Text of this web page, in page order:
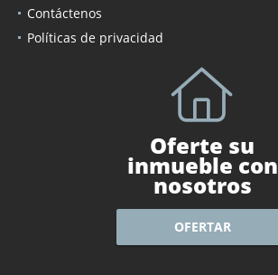
Contáctenos
Políticas de privacidad
Oferte su
inmueble con
nosotros
OFERTAR